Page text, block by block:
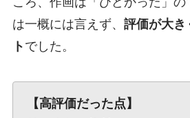
は一概には言えず、 評価が大き
ト でした。
【高評価だった点】